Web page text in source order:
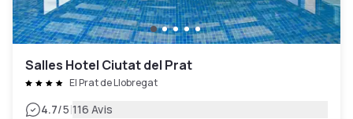
Salles Hotel Ciutat del Prat
El Prat de Llobregat
4.7/5|116 Avis